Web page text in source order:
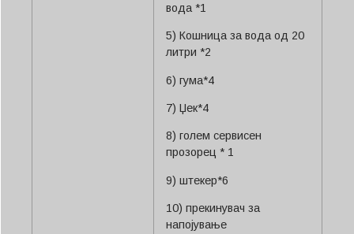
вода *1
5) Кошница за вода од 20
литри *2
6) гума*4
7) Џек*4
8) голем сервисен
прозорец * 1
9) штекер*6
10) прекинувач за
напојување